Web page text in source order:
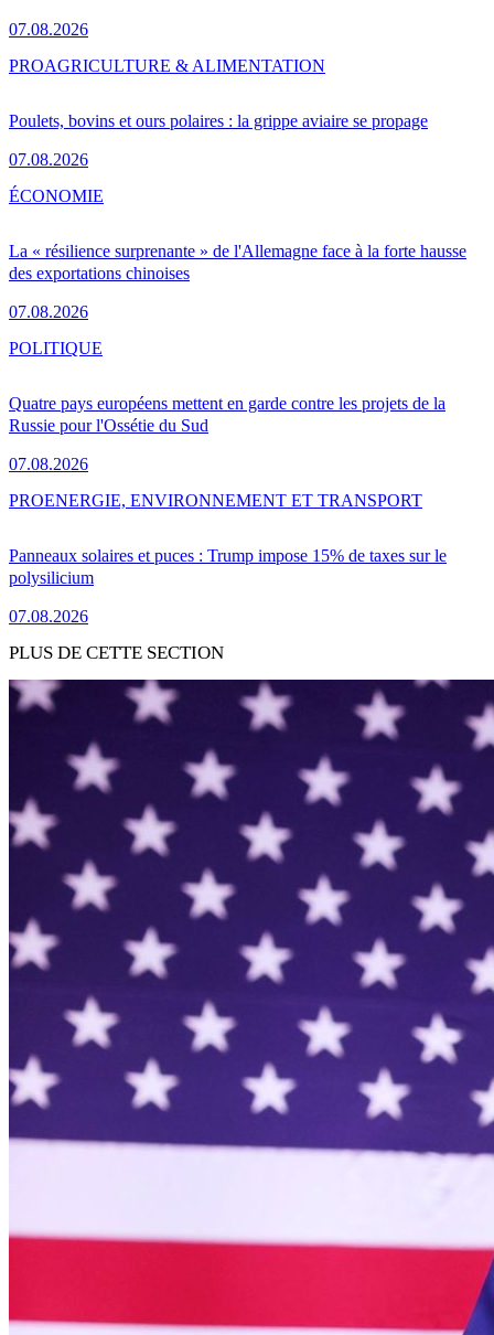
07.08.2026
Poulets, bovins et ours polaires : la grippe aviaire se propage
07.08.2026
PROAGRICULTURE & ALIMENTATION
La « résilience surprenante » de l'Allemagne face à la forte hausse
des exportations chinoises
07.08.2026
ÉCONOMIE
Quatre pays européens mettent en garde contre les projets de la
Russie pour l'Ossétie du Sud
07.08.2026
POLITIQUE
Panneaux solaires et puces : Trump impose 15% de taxes sur le
polysilicium
07.08.2026
PROENERGIE, ENVIRONNEMENT ET TRANSPORT
PLUS DE CETTE SECTION